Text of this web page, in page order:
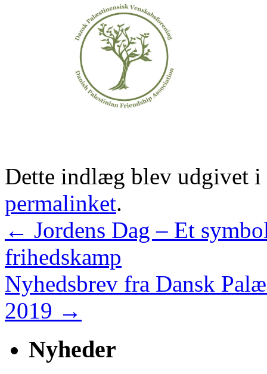
Dette indlæg blev udgivet i
permalinket.
← Jordens Dag – Et
frihedskamp
Nyhedsbrev fra Dansk
2019 →
Nyheder